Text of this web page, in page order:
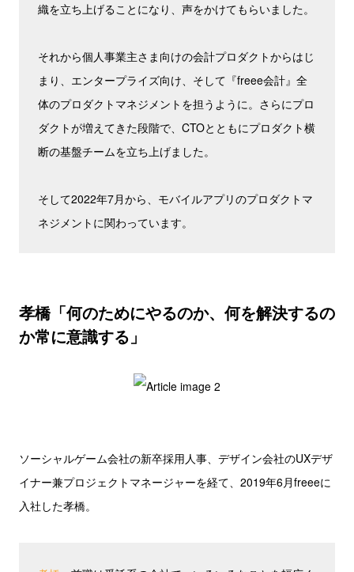
織を立ち上げることになり、声をかけてもらいました。
それから個人事業主さま向けの会計プロダクトからはじ
まり、エンタープライズ向け、そして『freee会計』全
体のプロダクトマネジメントを担うように。さらにプロ
ダクトが増えてきた段階で、CTOとともにプロダクト横
断の基盤チームを立ち上げました。
そして2022年7月から、モバイルアプリのプロダクトマ
ネジメントに関わっています。
孝橋「何のためにやるのか、何を解決するの
か常に意識する」
ソーシャルゲーム会社の新卒採用人事、デザイン会社のUXデザ
イナー兼プロジェクトマネージャーを経て、2019年6月freeeに
入社した孝橋。